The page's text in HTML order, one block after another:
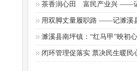
茶香润心田 富民产业兴 ——
用双脚丈量履职路 ——记濉溪
濉溪县南坪镇：“红马甲”映初
闭环管理促落实 票决民生暖民